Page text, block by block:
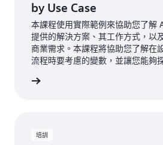
by Use Case
本課程使用實際範例來協助您了解
提供的解決方案、其工作方式，以
商業需求。本課程將協助您了解在
流程時要考慮的變數，並讓您能夠
如進階分析和內容個人化。
培訓